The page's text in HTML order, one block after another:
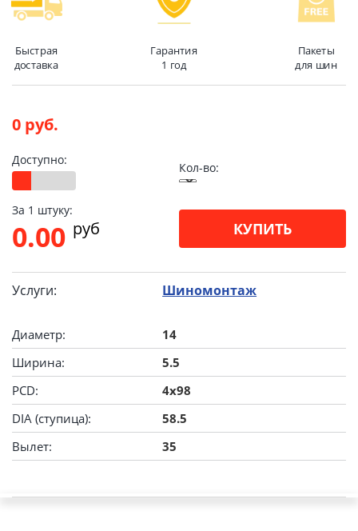
Быстрая
доставка
Гарантия
1 год
Пакеты
для шин
0 руб.
Доступно:
Кол-во:
За 1 штуку:
0.00 pуб КУПИТЬ
Услуги: Шиномонтаж
Диаметр:
14
Ширина:
5.5
PCD:
4x98
DIA (ступица):
58.5
Вылет:
35